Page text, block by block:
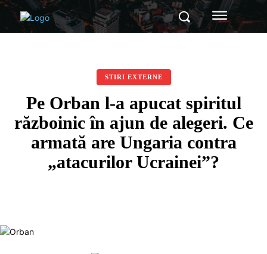
STIRI EXTERNE
Pe Orban l-a apucat spiritul
războinic în ajun de alegeri. Ce
armată are Ungaria contra
„atacurilor Ucrainei”?